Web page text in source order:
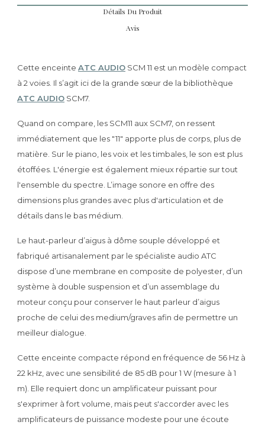
Détails Du Produit
Avis
Cette enceinte ATC AUDIO SCM 11 est un modèle compact
à 2 voies. Il s’agit ici de la grande sœur de la bibliothèque
ATC AUDIO SCM7.
Quand on compare, les SCM11 aux SCM7, on ressent
immédiatement que les "11" apporte plus de corps, plus de
matière. Sur le piano, les voix et les timbales, le son est plus
étoffées. L'énergie est également mieux répartie sur tout
l'ensemble du spectre. L’image sonore en offre des
dimensions plus grandes avec plus d'articulation et de
détails dans le bas médium.
Le haut-parleur d’aigus à dôme souple développé et
fabriqué artisanalement par le spécialiste audio ATC
dispose d’une membrane en composite de polyester, d’un
système à double suspension et d’un assemblage du
moteur conçu pour conserver le haut parleur d’aigus
proche de celui des medium/graves afin de permettre un
meilleur dialogue.
Cette enceinte compacte répond en fréquence de 56 Hz à
22 kHz, avec une sensibilité de 85 dB pour 1 W (mesure à 1
m). Elle requiert donc un amplificateur puissant pour
s'exprimer à fort volume, mais peut s'accorder avec les
amplificateurs de puissance modeste pour une écoute